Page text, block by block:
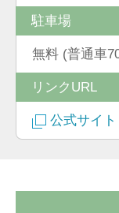
駐車場
無料 (普通車
リンクURL
公式サイト